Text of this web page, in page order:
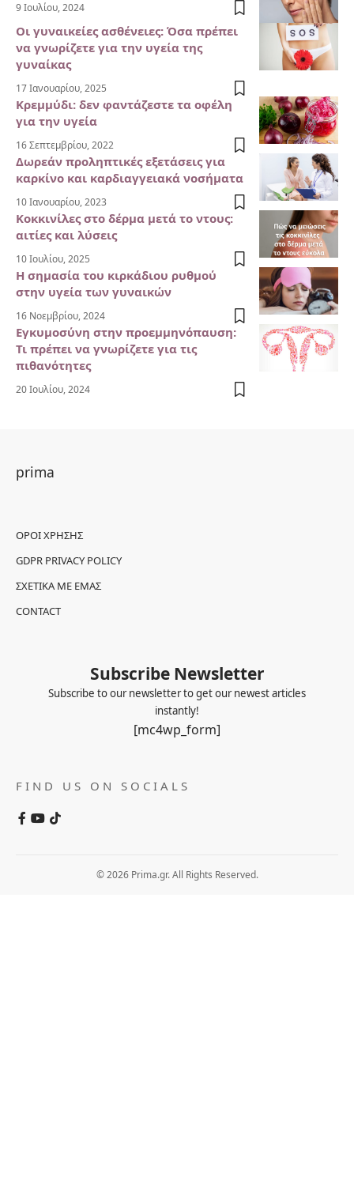
9 Ιουλίου, 2024
Οι γυναικείες ασθένειες: Όσα πρέπει
να γνωρίζετε για την υγεία της
γυναίκας
17 Ιανουαρίου, 2025
Κρεμμύδι: δεν φαντάζεστε τα οφέλη
για την υγεία
16 Σεπτεμβρίου, 2022
Δωρεάν προληπτικές εξετάσεις για
καρκίνο και καρδιαγγειακά νοσήματα
10 Ιανουαρίου, 2023
Κοκκινίλες στο δέρμα μετά το ντους:
αιτίες και λύσεις
10 Ιουλίου, 2025
Η σημασία του κιρκάδιου ρυθμού
στην υγεία των γυναικών
16 Νοεμβρίου, 2024
Εγκυμοσύνη στην προεμμηνόπαυση:
Τι πρέπει να γνωρίζετε για τις
πιθανότητες
20 Ιουλίου, 2024
prima
ΌΡΟΙ ΧΡΉΣΗΣ
GDPR PRIVACY POLICY
ΣΧΕΤΙΚΆ ΜΕ ΕΜΆΣ
CONTACT
Subscribe Newsletter
Subscribe to our newsletter to get our newest articles
instantly!
[mc4wp_form]
FIND US ON SOCIALS
© 2026 Prima.gr. All Rights Reserved.